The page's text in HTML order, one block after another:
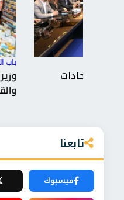
وزير الطيران
والقطاع
تابعنا
فيسبوك